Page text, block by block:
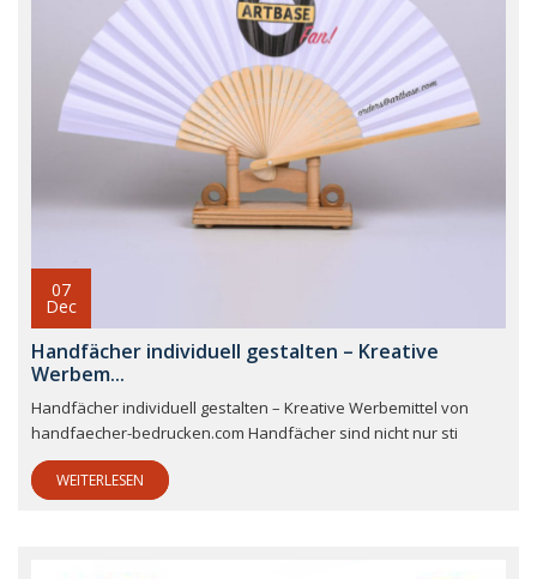
07
Dec
Handfächer individuell gestalten – Kreative
Werbem...
Handfächer individuell gestalten – Kreative Werbemittel von
handfaecher-bedrucken.com Handfächer sind nicht nur sti
WEITERLESEN